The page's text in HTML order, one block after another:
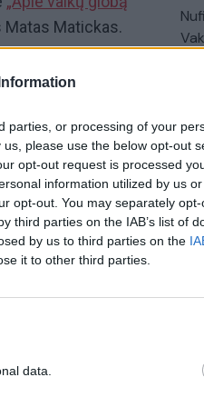
parties, or processing of your
please use the below opt-out
opt-out request is processed
information utilized by us
opt-out. You may separately
third parties on the IAB’s list of
by us to third parties on the
it to other third parties.
data.
Matickas.
Nors Lietuvoje
kone 1000 vaikų,
vaikų globos
žiūrėkite kas antrą
prasidėtičia .